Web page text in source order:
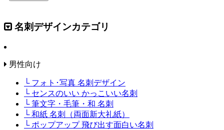
名刺デザインカテゴリ
男性向け
└ フォト･写真 名刺デザイン
└ センスのいい かっこいい名刺
└ 筆文字・毛筆・和 名刺
└ 和紙 名刺（両面新大礼紙）
└ ポップアップ 飛び出す面白い名刺